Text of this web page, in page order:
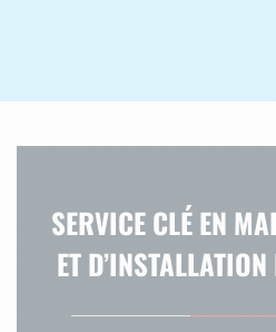
SERVICE CLÉ EN
ET